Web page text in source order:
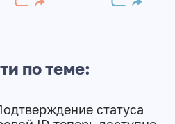
по теме:
статуса